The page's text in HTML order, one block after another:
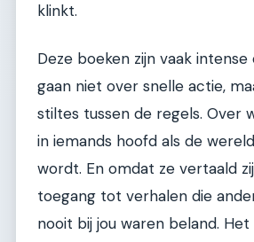
klinkt.
Deze boeken zijn vaak intense
gaan niet over snelle actie,
stiltes tussen de regels. Over
in iemands hoofd als de
wordt. En omdat ze vertaald
toegang tot verhalen die
nooit bij jou waren beland. Het